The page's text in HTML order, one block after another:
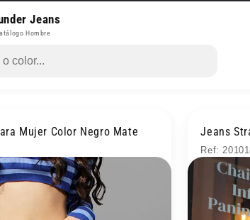
Jeans
Hombre
Mujer Color Negro Mate Jeans
Ref: